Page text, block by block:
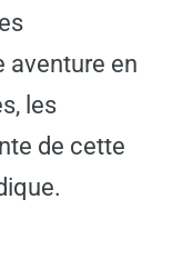
en
les
de cette